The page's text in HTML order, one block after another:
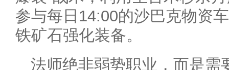
参与每日14:00的沙巴克物资
铁矿石强化装备。
法师绝非弱势职业，而是需